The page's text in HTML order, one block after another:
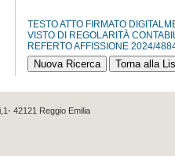
TESTO ATTO FIRMATO
VISTO DI REGOLARITÀ
REFERTO AFFISSIONE 2024/
42121 Reggio Emilia